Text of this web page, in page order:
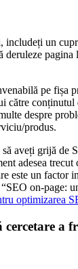
includeți un
pagina
pe fișa
către conținutul
despre
produs.
aveți grijă de
adesea trecut
este un factor
on-page:
optimizarea
cercetare a